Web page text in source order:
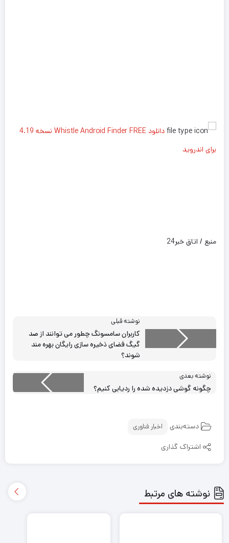
دانلود Whistle Android Finder FREE نسخه 4.19
برای اندروید
منبع / اتاق خبر24
نوشته قبلی
کاربران سامسونگ چطور می توانند از صد
گیگ فضای ذخیره سازی رایگان بهره مند
شوند؟
نوشته بعدی
چگونه گوشی‌ دزدیده شده را ردیابی کنیم؟
دسته‌بندی اخبار فناوری
اشتراک گذاری
نوشته های مرتبط